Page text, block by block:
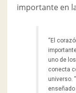
importante en
“El
uno de
conecta
universo.